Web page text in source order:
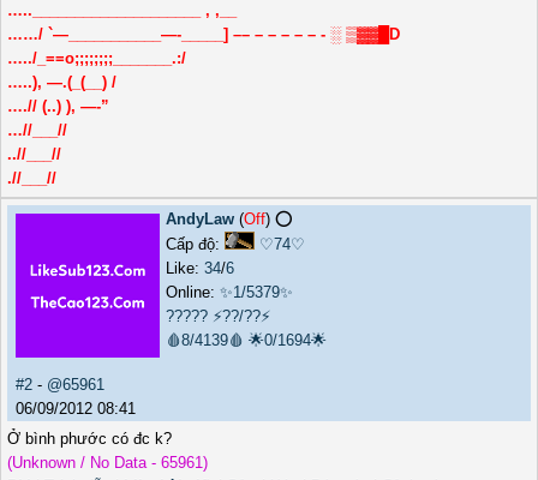
…..____________________ , ,__
……/ `—___________—-_____] –– – – – – – - ░ ▒▓▓█D
…../_==o;;;;;;;;_______.:/
…..), —.(_(__) /
….// (..) ), —-”
…//___//
..//___//
.//___//
AndyLaw (Off) ⭕️
Cấp độ:
♡74♡
Like: 34/6
Online: ✨1/5379✨
????? ⚡??/??⚡
🩸8/4139🩸 🌟0/1694🌟
#2 - @65961
06/09/2012 08:41
Ở bình phước có đc k?
(Unknown / No Data - 65961)